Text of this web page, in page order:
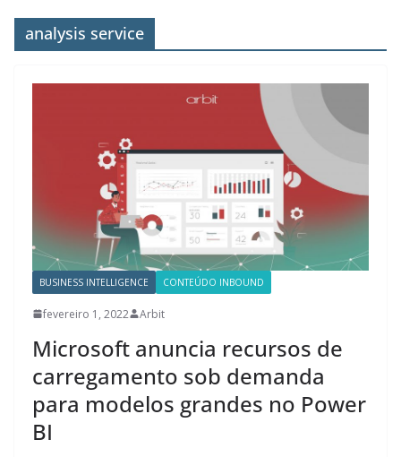
analysis service
BUSINESS INTELLIGENCE CONTEÚDO INBOUND
fevereiro 1, 2022 Arbit
Microsoft anuncia recursos de
carregamento sob demanda
para modelos grandes no Power
BI